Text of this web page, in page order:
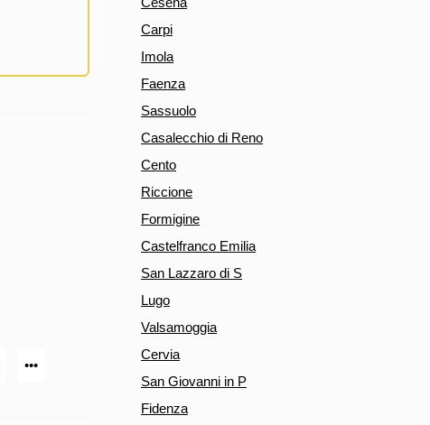
Carpi
Imola
Faenza
Sassuolo
Casalecchio di Reno
Cento
Riccione
Formigine
Castelfranco Emilia
San Lazzaro di S
Lugo
Valsamoggia
Cervia
San Giovanni in P
Fidenza
•••